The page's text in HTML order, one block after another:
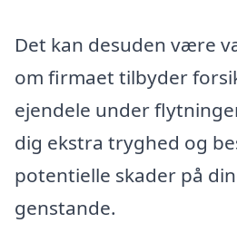
Det kan desuden være
om firmaet tilbyder
ejendele under
dig ekstra tryghed og
potentielle skader på
genstande.